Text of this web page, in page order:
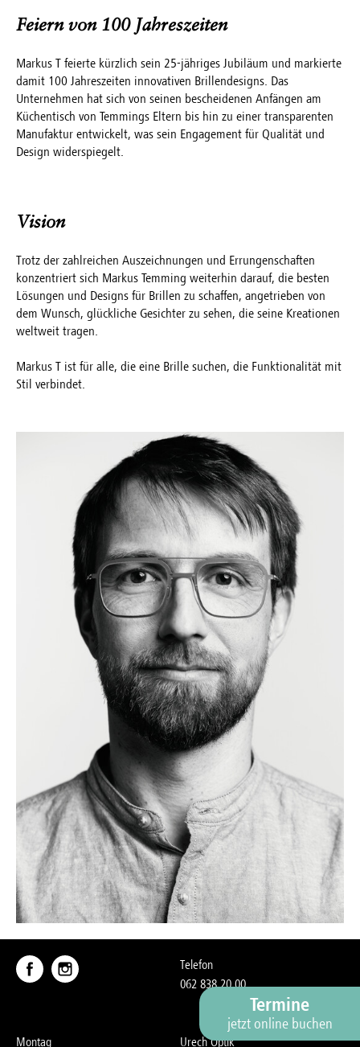
Termine
jetzt online buchen
Feiern von 100 Jahreszeiten
Markus T feierte kürzlich sein 25-jähriges Jubiläum und markierte
damit 100 Jahreszeiten innovativen Brillendesigns. Das
Unternehmen hat sich von seinen bescheidenen Anfängen am
Küchentisch von Temmings Eltern bis hin zu einer transparenten
Manufaktur entwickelt, was sein Engagement für Qualität und
Design widerspiegelt.
Vision
Trotz der zahlreichen Auszeichnungen und Errungenschaften
konzentriert sich Markus Temming weiterhin darauf, die besten
Lösungen und Designs für Brillen zu schaffen, angetrieben von
dem Wunsch, glückliche Gesichter zu sehen, die seine Kreationen
weltweit tragen.
Markus T ist für alle, die eine Brille suchen, die Funktionalität mit
Stil verbindet.
Telefon
062 838 20 00
Montag Urech Optik